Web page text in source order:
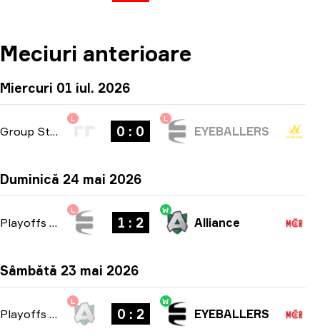
Meciuri anterioare
Miercuri 01 iul. 2026
Group Stage
L
0 : 0
L
EYEBALLERS
Duminică 24 mai 2026
Playoffs bo3
L
1 : 2
W
Alliance
Sâmbătă 23 mai 2026
Playoffs bo3
L
0 : 2
W
EYEBALLERS